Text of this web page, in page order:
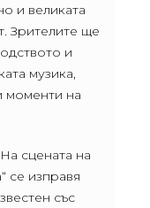
и великата
Зрителите ще
и
музика,
моменти на
сцената на
се изправя
със